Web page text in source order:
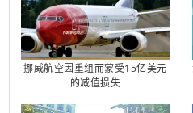
挪威航空因重组而蒙受15亿美元
的减值损失